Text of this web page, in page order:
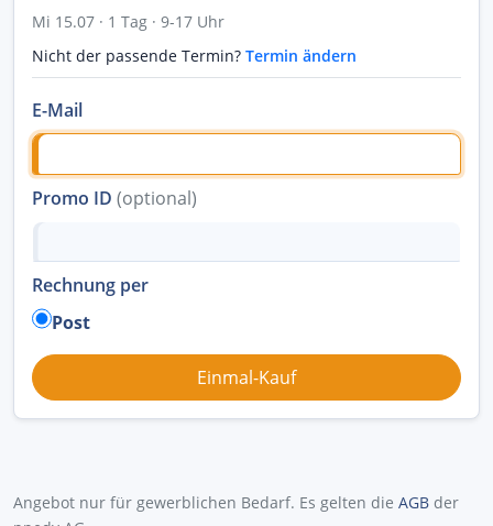
Mi 15.07 · 1 Tag · 9-17 Uhr
Nicht der passende Termin? Termin ändern
E-Mail
Promo ID (optional)
Rechnung per
Post
Angebot nur für gewerblichen Bedarf. Es gelten die AGB der